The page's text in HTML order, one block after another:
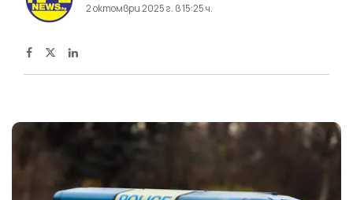
2 октомври 2025 г. в 15:25 ч.